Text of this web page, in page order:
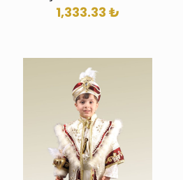
1,333.33 ₺